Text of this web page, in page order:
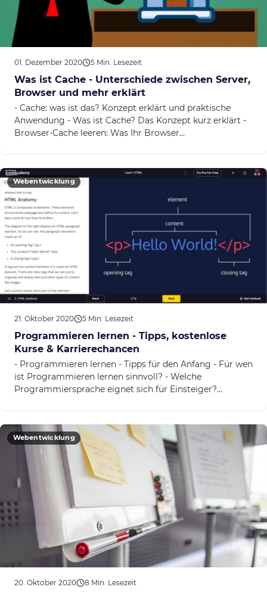
01. Dezember 2020 5 Min. Lesezeit
Was ist Cache - Unterschiede zwischen Server,
Browser und mehr erklärt
- Cache: was ist das? Konzept erklärt und praktische
Anwendung - Was ist Cache? Das Konzept kurz erklärt -
Browser-Cache leeren: Was Ihr Browser...
Webentwicklung
21. Oktober 2020 5 Min. Lesezeit
Programmieren lernen - Tipps, kostenlose
Kurse & Karrierechancen
- Programmieren lernen - Tipps für den Anfang - Für wen
ist Programmieren lernen sinnvoll? - Welche
Programmiersprache eignet sich für Einsteiger?
Webentwicklung
20. Oktober 2020 8 Min. Lesezeit